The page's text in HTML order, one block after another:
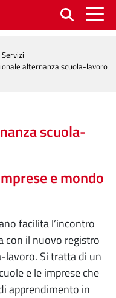
alternanza scuola-lavoro
scuola-
e mondo
facilita l’incontro
con il nuovo registro
lavoro. Si tratta di un
e le imprese che
apprendimento in